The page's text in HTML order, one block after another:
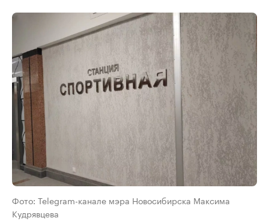
Фото: Telegram-канале мэра Новосибирска Максима
Кудрявцева